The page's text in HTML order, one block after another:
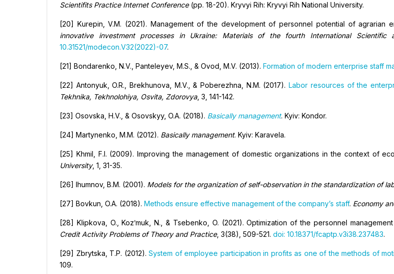
Scientifits Practice Internet Conference(pp. 18-20). Kryvyi Rih: Kryvyi Rih National University.
[20] Kurepin, V.M. (2021). Management of the development of personnel potential of agrarian
innovative investment processes in Ukraine: Materials of the fourth International Scientific
10.31521/modecon.V32(2022)-07.
[21] Bondarenko, N.V., Panteleyev, M.S., & Ovod, M.V. (2013). Formation of modern enterprise staff
[22] Antonyuk, O.R., Brekhunova, M.V., & Poberezhna, N.M. (2017).Labor resources of the
Tekhnika, Tekhnolohiya, Osvita, Zdorovya, 3, 141-142.
[23] Osovska, H.V., & Osovskyy, O.A. (2018). Basically management. Kyiv: Kondor.
[24] Martynenko, M.M. (2012). Basically management. Kyiv: Karavela.
[25] Khmil, F.I. (2009). Improving the management of domestic organizations in the context of
University, 1, 31-35.
[26] Ihumnov, B.M. (2001). Models for the organization of self-observation in the standardization of
[27] Bovkun, O.A. (2018). Methods ensure effective management of the company’s staff. Economy
[28] Klipkova, O., Kozʹmuk, N., & Tsebenko, O. (2021). Optimization of the personnel
Credit Activity Problems of Theory and Practice, 3(38), 509-521. doi: 10.18371/fcaptp.v3i38.237483.
[29] Zbrytska, T.P. (2012).System of employee participation in profits as one of the methods of
109.